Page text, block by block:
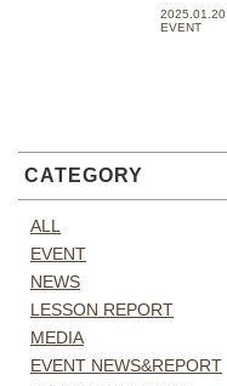
2025.01.20
EVENT
CATEGORY
ALL
EVENT
NEWS
LESSON REPORT
MEDIA
EVENT NEWS&REPORT